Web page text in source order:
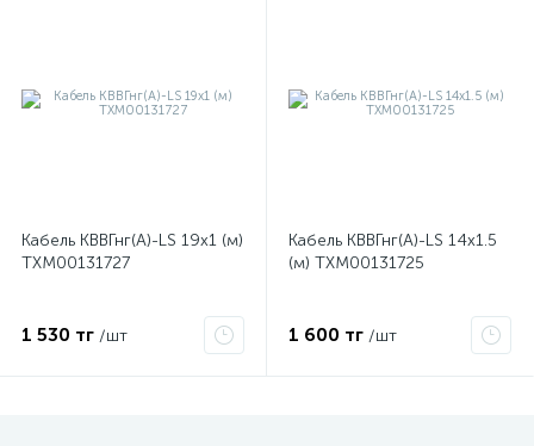
Кабель КВВГнг(А)-LS 19х1 (м)
ТХМ00131727
1 530 тг /шт
Кабель КВВГнг(А)-LS 14х1.5
(м) ТХМ00131725
1 600 тг /шт